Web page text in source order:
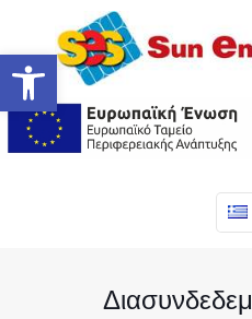
Ανοίξτε τη